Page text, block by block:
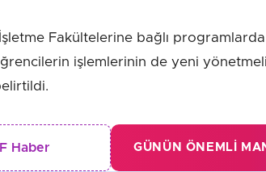
Fakültelerine bağlı programlarda
işlemlerinin de yeni
Haber GÜNÜN ÖNEMLI